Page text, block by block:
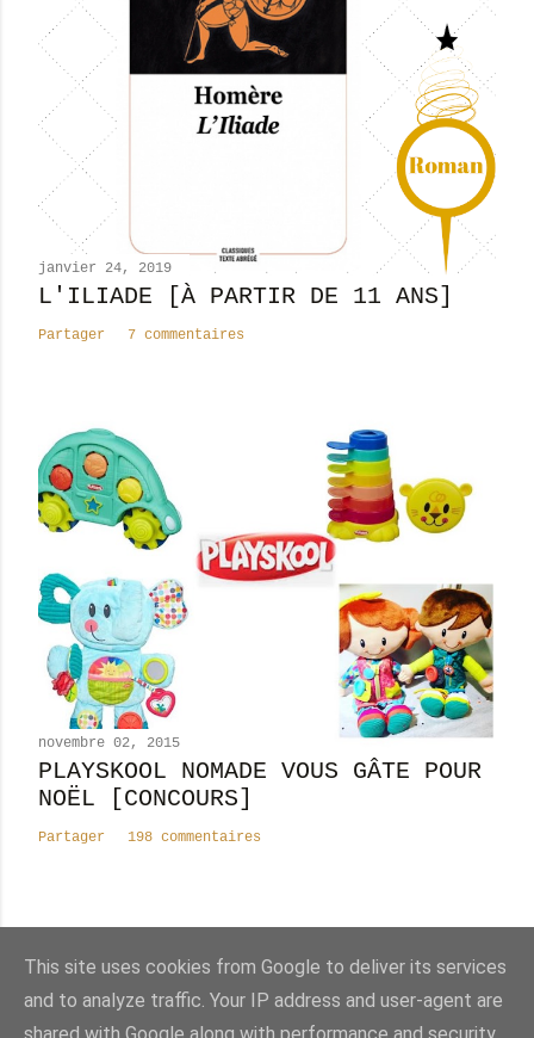
r
c
m
n
t
i
janvier 24, 2019
L'ILIADE [À PARTIR DE 11 ANS]
Partager 7 commentaires
novembre 02, 2015
PLAYSKOOL NOMADE VOUS GÂTE POUR
NOËL [CONCOURS]
Partager 198 commentaires
This site uses cookies from Google to deliver its services
and to analyze traffic. Your IP address and user-agent are